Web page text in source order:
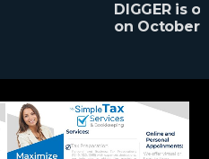
DIGGER is
on October